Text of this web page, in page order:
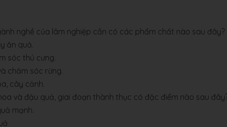
nghề của lâm nghiệp cần có các phẩm chất nào sau đây?
ăn quả.
sóc thú cưng.
chăm sóc rừng.
cây cảnh.
và đậu quả, giai đoạn thành thục có đặc điểm nào sau
mạnh.